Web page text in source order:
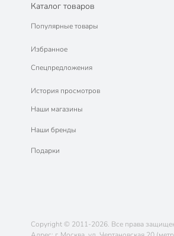
Каталог товаров
Популярные товары
Избранное
Спецпредложения
История просмотров
Наши магазины
Наши бренды
Подарки
Copyright © 2011-2026. Все права